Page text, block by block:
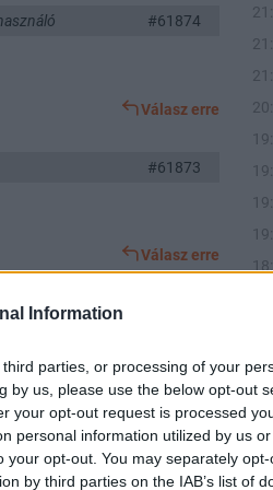
Information
parties, or processing of your
by us, please use the below opt-out
your opt-out request is processed
personal information utilized by us
opt-out. You may separately
by third parties on the IAB’s list of
#61874
Válasz erre
#61873
Válasz erre
😀
Válasz erre
#61871